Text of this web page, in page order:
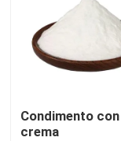
Sobre nosotros
Condimento con
crema